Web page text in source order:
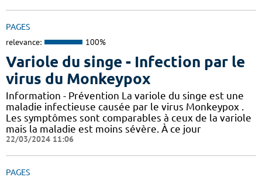
PAGES
relevance: 100%
Variole du singe - Infection par le
virus du Monkeypox
Information - Prévention La variole du singe est une
maladie infectieuse causée par le virus Monkeypox .
Les symptômes sont comparables à ceux de la variole
mais la maladie est moins sévère. À ce jour
22/03/2024 11:06
PAGES